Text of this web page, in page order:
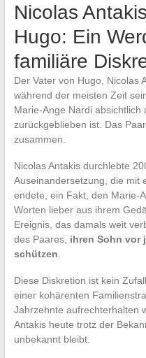
Nicolas
Hugo: Ein
familiäre
Der Vater von Hugo, Nicolas
während der meisten Zeit
Marie-Ange Nardi absichtlich
zurückgeblieben ist. Das
zusammen.
Nicolas Antakis durchlebte
Auseinandersetzung, die mit
endete, ein Fakt, den Marie-
Worten lieber aus ihrem
Ereignis, das damals weit
des Paares, ihren Sohn vor
schützen
Diese Diskretion ist kein
einer kohärenten
Jahrzehnte aufrechterhalten
Antakis heute trotz der
unbekannt bleibt.